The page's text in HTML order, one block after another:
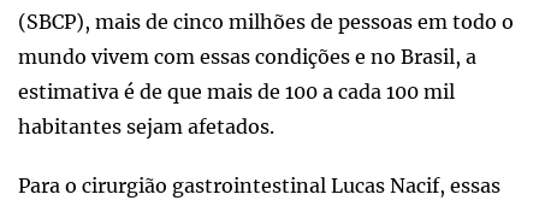
(SBCP), mais de cinco milhões de pessoas em todo o
mundo vivem com essas condições e no Brasil, a
estimativa é de que mais de 100 a cada 100 mil
habitantes sejam afetados.
Para o cirurgião gastrointestinal Lucas Nacif, essas